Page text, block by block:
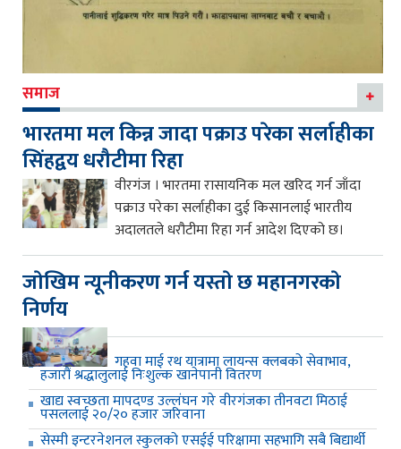
समाज
भारतमा मल किन्न जादा पक्राउ परेका सर्लाहीका
सिंहद्वय धरौटीमा रिहा
वीरगंज । भारतमा रासायनिक मल खरिद गर्न जाँदा
पक्राउ परेका सर्लाहीका दुई किसानलाई भारतीय
अदालतले धरौटीमा रिहा गर्न आदेश दिएको छ।
जाेखिम न्यूनीकरण गर्न यस्ताे छ महानगरकाे
निर्णय
गहवा माई रथ यात्रामा लायन्स क्लबको सेवाभाव,
हजारौं श्रद्धालुलाई निःशुल्क खानेपानी वितरण
खाद्य स्वच्छता मापदण्ड उल्लंघन गरे वीरगंजका तीनवटा मिठाई
पसललाई २०/२० हजार जरिवाना
सेस्मी इन्टरनेशनल स्कुलको एसईई परिक्षामा सहभागि सबै बिद्यार्थी